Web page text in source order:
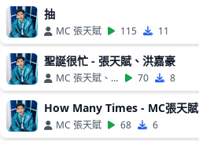
抽
MC 張天賦 115 11
聖誕很忙 - 張天賦、洪嘉豪
MC 張天賦、洪嘉豪 70 8
How Many Times - MC張天賦
MC 張天賦 68 6